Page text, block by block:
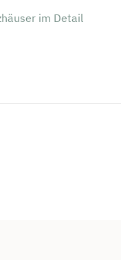
im Detail